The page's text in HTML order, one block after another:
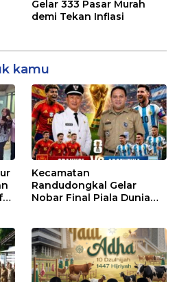
Gelar 333 Pasar Murah
demi Tekan Inflasi
kamu
Kecamatan
Randudongkal Gelar
Nobar Final Piala Dunia